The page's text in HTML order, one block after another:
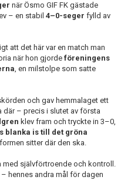
när Ösmo GIF FK gästade
– en stabil 4–0-seger fylld av
att det här var en match man
när hon gjorde föreningens
, en milstolpe som satte
och gav hemmalaget ett
där – precis i slutet av första
klev fram och tryckte in 3–0,
blanka is till det gröna
sitter där den ska.
med självförtroende och kontroll.
hennes andra mål för dagen